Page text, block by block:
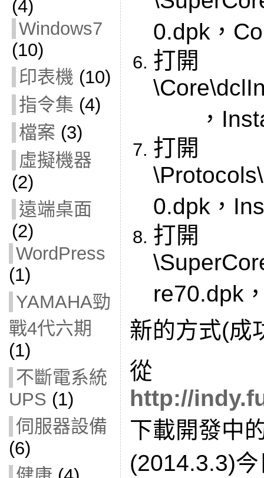
(4)
Windows7
(10)
印表機 (10)
指令集 (4)
檔案 (3)
虛擬機器
(2)
遠端桌面
(2)
WordPress
(1)
YAMAHA勁
戰4代六期
(1)
不斷電系統
UPS (1)
伺服器設備
(6)
0.dpk，
打開
，
打開
0.dpk，
打開
re70.dpk
新的方式(成
從
http://
下載開發中
(2014.3.3)